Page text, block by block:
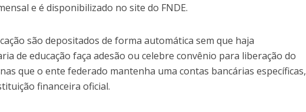
e é disponibilizado no site do FNDE.
são depositados de forma automática sem que haja
de educação faça adesão ou celebre convênio para liberação do
que o ente federado mantenha uma contas bancárias específicas,
financeira oficial.